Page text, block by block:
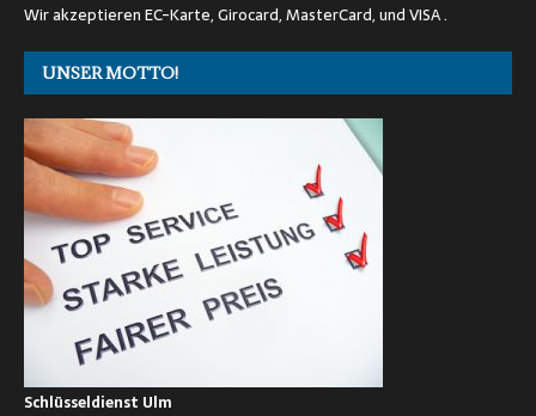
Wir akzeptieren EC-Karte, Girocard, MasterCard, und VISA .
UNSER MOTTO!
Schlüsseldienst Ulm